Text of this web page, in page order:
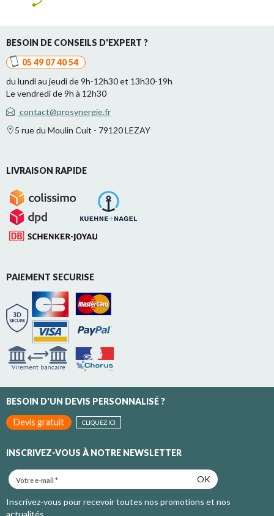
BESOIN DE CONSEILS D'EXPERT ?
05 49 07 40 54
du lundi au jeudi de 9h-12h30 et 13h30-19h
Le vendredi de 9h à 12h30
contact@prosynergie.fr
5 rue du Moulin Cuit - 79120 LEZAY
LIVRAISON RAPIDE
PAIEMENT SECURISE
BESOIN D'UN DEVIS PERSONNALISÉ ?
Devis gratuit
CLIQUEZ ICI
INSCRIVEZ-VOUS À NOTRE NEWSLETTER
OK
Inscrivez-vous pour recevoir toutes nos promotions et nos